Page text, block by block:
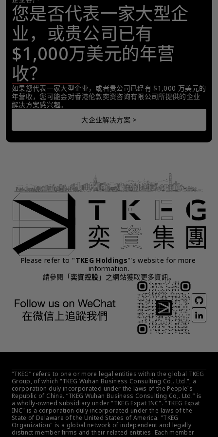
您是否代表一家大型企
业，或贵公司已有
$1,000万美元的年营
收？
如果您代表一家大型企业，或者贵公司已经有 $1,000 万美元的
年营收，您可能会对香港伦敦奕资咨询有限公司所提供的企业
解决方案感兴趣。
大企业解决方案 >
Please refer to "TKEG Holdings"'s website for more
information.
請參閱「奕資控股 」之網站獲取更多資訊。
“TKEG” refers to one or more legal entities within the global TKEG
Group, of which "TKEG Wuhan Business Consulting Co,. Ltd.", a
corporation duly incorporated under the laws of the People´s
Republic of China. “TKEG Wuhan Business Consulting Co,. Ltd.” is
a wholly-owned subsidiary under "TKEG Expat INC". "TKEG Expat
INC" is a corporation duly incorporated under the laws of the
State of Delaware of the United States of America. "TKEG
Organization" is a global network of independent and legally
distinct member firms and their related entities. Each member